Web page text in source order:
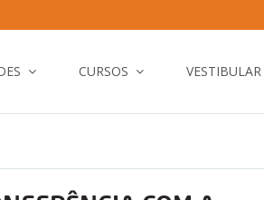
CURSOS VESTIBULAR